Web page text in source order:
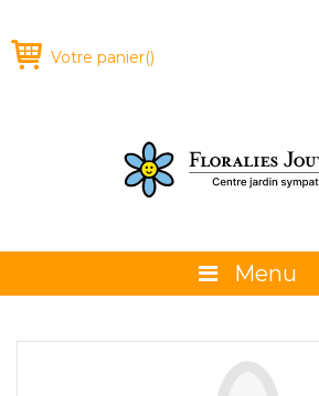
Votre panier()
Menu
La boutique